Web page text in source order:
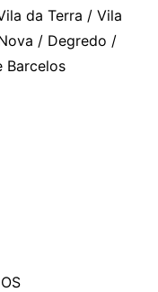
da Terra / Vila
/ Degredo /
Barcelos